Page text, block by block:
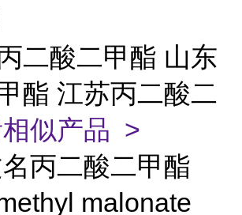
二酸二甲酯 山东
酯 江苏丙二酸二
似产品 >
丙二酸二甲酯
malonate